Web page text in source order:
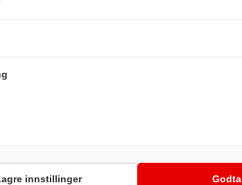
skipsfart, men også egnet for fritidsfartøy.
som varer ca 60 sek. Med uttrekbart håndtak
BGV 426 004, BAM-P1-0594, 0589-P1-0617,
innstillinger